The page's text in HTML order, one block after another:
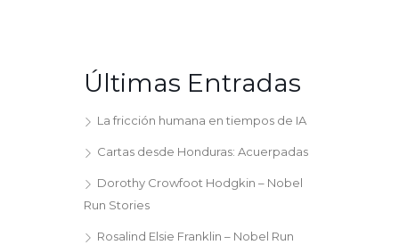
Últimas Entradas
La fricción humana en tiempos de IA
Cartas desde Honduras: Acuerpadas
Dorothy Crowfoot Hodgkin – Nobel
Run Stories
Rosalind Elsie Franklin – Nobel Run